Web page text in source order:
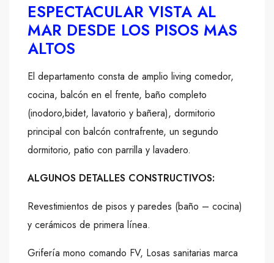
ESPECTACULAR VISTA AL
MAR DESDE LOS PISOS MAS
ALTOS
El departamento consta de amplio living comedor,
cocina, balcón en el frente, baño completo
(inodoro,bidet, lavatorio y bañera), dormitorio
principal con balcón contrafrente, un segundo
dormitorio, patio con parrilla y lavadero.
ALGUNOS DETALLES CONSTRUCTIVOS:
Revestimientos de pisos y paredes (baño – cocina)
y cerámicos de primera línea.
Grifería mono comando FV, Losas sanitarias marca